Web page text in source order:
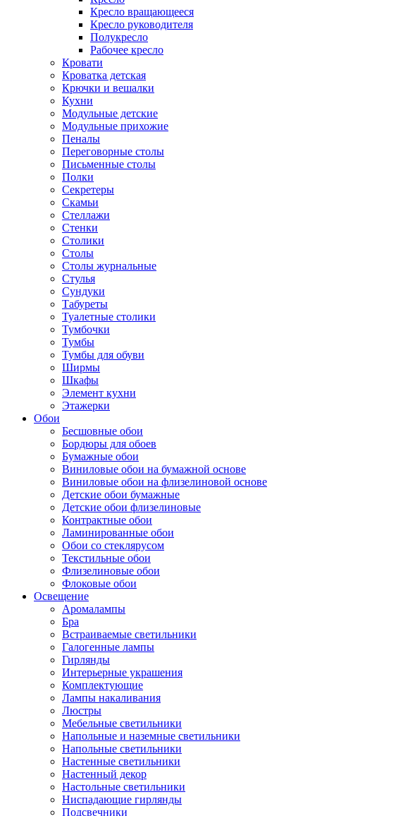
Кресло вращающееся
Кресло руководителя
Полукресло
Рабочее кресло
Кровати
Кроватка детская
Крючки и вешалки
Кухни
Модульные детские
Модульные прихожие
Пеналы
Переговорные столы
Письменные столы
Полки
Секретеры
Скамьи
Стеллажи
Стенки
Столики
Столы
Столы журнальные
Стулья
Сундуки
Табуреты
Туалетные столики
Тумбочки
Тумбы
Тумбы для обуви
Ширмы
Шкафы
Элемент кухни
Этажерки
Обои
Бесшовные обои
Бордюры для обоев
Бумажные обои
Виниловые обои на бумажной основе
Виниловые обои на флизелиновой основе
Детские обои бумажные
Детские обои флизелиновые
Контрактные обои
Ламинированные обои
Обои со стеклярусом
Текстильные обои
Флизелиновые обои
Флоковые обои
Освещение
Аромалампы
Бра
Встраиваемые светильники
Галогенные лампы
Гирлянды
Интерьерные украшения
Комплектующие
Лампы накаливания
Люстры
Мебельные светильники
Напольные и наземные светильники
Напольные светильники
Настенные светильники
Настенный декор
Настольные светильники
Ниспадающие гирлянды
Подсвечники